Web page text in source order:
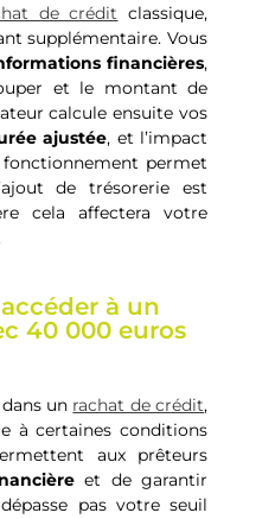
de crédit classique,
supplémentaire. Vous
financières,
et le montant de
calcule ensuite vos
ajustée, et l’impact
permet
de trésorerie est
cela affectera votre
à un
40 000 euros
dans un rachat de crédit,
à certaines conditions
aux prêteurs
et de garantir
pas votre seuil